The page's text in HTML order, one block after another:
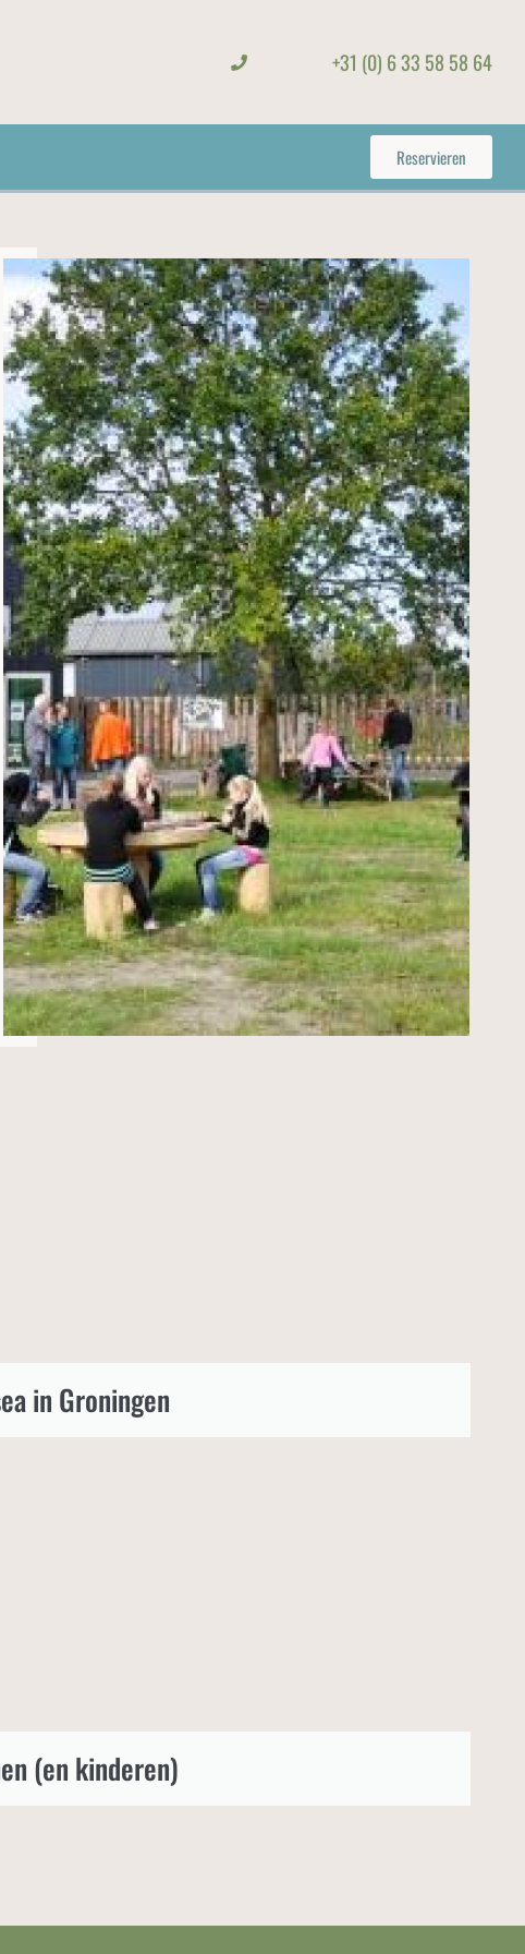
+31 (0) 6 33 58 58 64
Reservieren
in Groningen
(en kinderen)